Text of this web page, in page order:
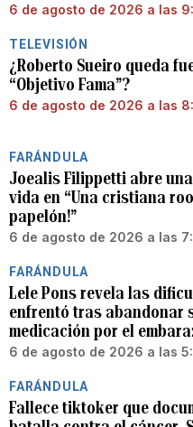
6 de agosto de 2026 a las
TELEVISIÓN
¿Roberto Sueiro queda
“Objetivo Fama”?
6 de agosto de 2026 a las
FARÁNDULA
Joealis Filippetti abre
vida en “Una cristiana
papelón!”
6 de agosto de 2026 a las
FARÁNDULA
Lele Pons revela las
enfrentó tras abandonar
medicación por el
6 de agosto de 2026 a las
FARÁNDULA
Fallece tiktoker que